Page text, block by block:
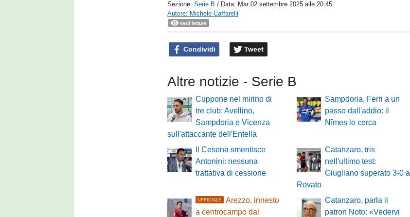
Sezione:Serie B / Data: Mar 02 settembre 2025 alle 20:45
Autore: Michele Caffarelli
vedi letture
Condividi Tweet
Altre notizie - Serie B
Cuppone nel mirino di
tre club: Avellino,
Sampdoria e Vicenza
sull'attaccante dell'Entella
Sampdoria, Ferri a un
passo dall'addio: il
Nîmes lo cerca
Il Cesena smentisce
Antonini: nessuna
trattativa di cessione
Catanzaro, tris
nell'ultimo test:
Giugliano superato 3-0 a
Rovato
UFFICIALE
Arezzo, innesto
a centrocampo dal
Catanzaro, parla il
patron Noto: «Vedervi